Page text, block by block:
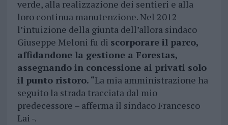
verde, alla realizzazione dei sentieri e alla
loro continua manutenzione. Nel 2012
l’intuizione della giunta dell’allora sindaco
Giuseppe Meloni fu di scorporare il parco,
affidandone la gestione a Forestas,
assegnando in concessione ai privati solo
il punto ristoro. “La mia amministrazione ha
seguito la strada tracciata dal mio
predecessore – afferma il sindaco Francesco
Lai -.